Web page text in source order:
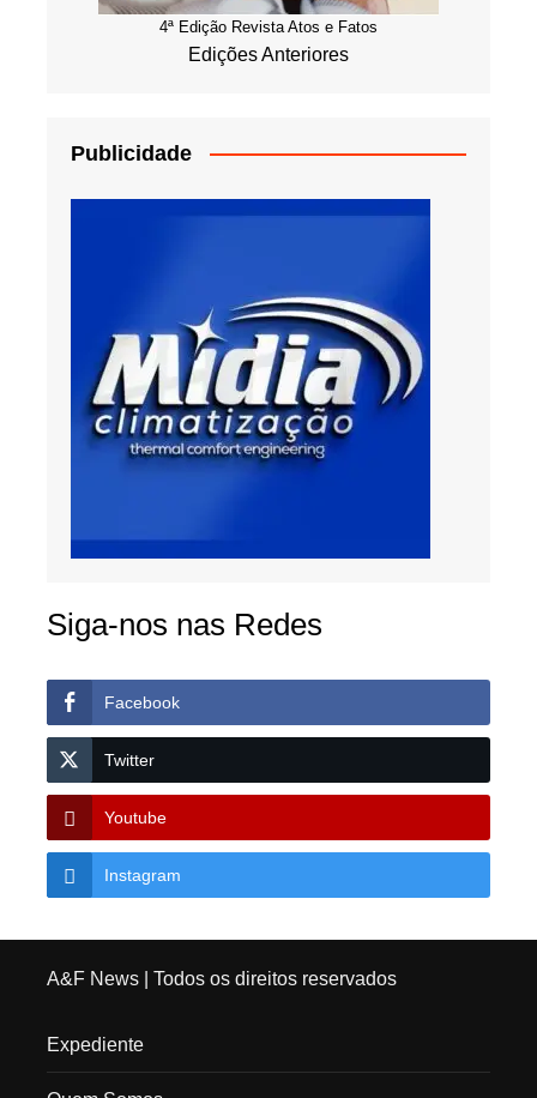
4ª Edição Revista Atos e Fatos
Edições Anteriores
Publicidade
Siga-nos nas Redes
Facebook
Twitter
Youtube
Instagram
A&F News| Todos os direitos reservados
Expediente